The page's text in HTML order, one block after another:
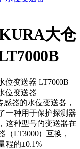
大仓
位变送器 LT7000B
位变送器
器的水位变送器，
一种用于保护探测器
这种型号的变送器在
LT3000）互换，
程的±0.1%